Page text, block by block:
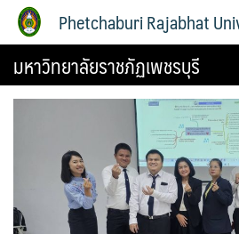
Phetchaburi Rajabhat
มหาวิทยาลัยราชภัฏเพชรบุรี